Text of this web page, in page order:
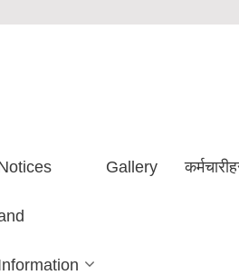
Gallery